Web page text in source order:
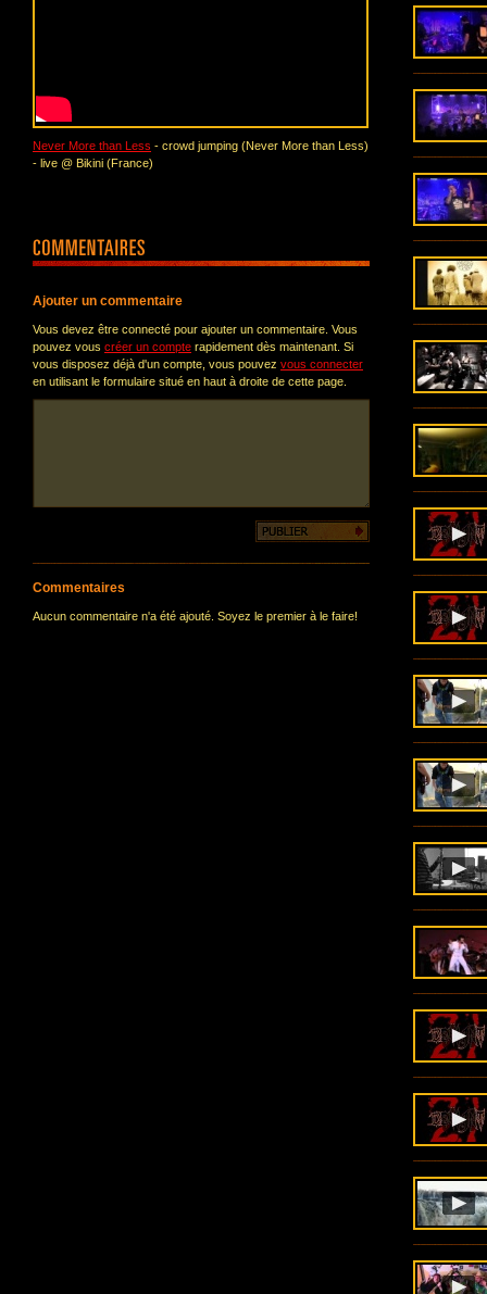
Never More than Less - crowd jumping (Never More than Less)
- live @ Bikini (France)
Ajouter un commentaire
Vous devez être connecté pour ajouter un commentaire. Vous
pouvez vous créer un compte rapidement dès maintenant. Si
vous disposez déjà d'un compte, vous pouvez vous connecter
en utilisant le formulaire situé en haut à droite de cette page.
Commentaires
Aucun commentaire n'a été ajouté. Soyez le premier à le faire!